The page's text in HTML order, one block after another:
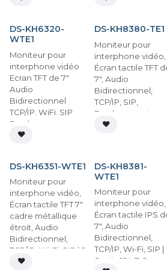
Emplacement pour
carte microSD
jusqu'à 128 Go
Montage en
surface | Blanc
DS-KH6320-
WTE1
Moniteur pour
interphone vidéo
Ecran TFT de 7"
Audio
Bidirectionnel
TCP/IP. WiFi. SIP
Emplacement pour
carte microSD
DS-KH8380-TE1
Moniteur pour
interphone vidéo,
Écran tactile TFT
7", Audio
Bidirectionnel,
TCP/IP, SIP,
Emplacement pour
carte microSD
DS-KH6351-WTE1
Moniteur pour
interphone vidéo,
Écran tactile TFT 7"
cadre métallique
étroit, Audio
Bidirectionnel,
TCP/IP, Wi-Fi, SIP | 2
sorties relais,
DS-KH8381-
WTE1
Moniteur pour
interphone vidéo,
Écran tactile IPS
7", Audio
Bidirectionnel,
TCP/IP, Wi-Fi, SIP |
Sortie 12 VDC,